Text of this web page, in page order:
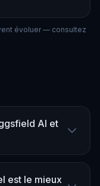
évoluer — consultez
AI et
est le mieux